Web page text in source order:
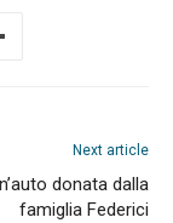
Next article
donata dalla
famiglia Federici